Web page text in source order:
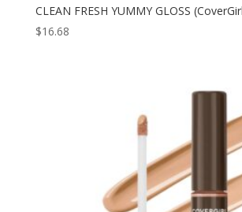
CLEAN FRESH YUMMY GLOSS
$16.68